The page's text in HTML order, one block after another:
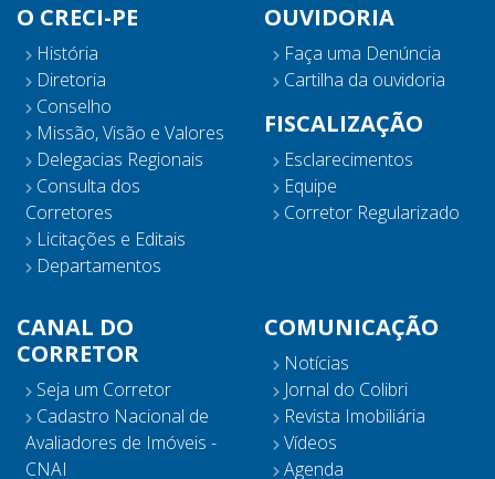
O CRECI-PE
História
Diretoria
Conselho
Missão, Visão e Valores
Delegacias Regionais
Consulta dos
Corretores
Licitações e Editais
Departamentos
OUVIDORIA
Faça uma Denúncia
Cartilha da ouvidoria
FISCALIZAÇÃO
Esclarecimentos
Equipe
Corretor Regularizado
CANAL DO
CORRETOR
Seja um Corretor
Cadastro Nacional de
Avaliadores de Imóveis -
CNAI
COMUNICAÇÃO
Notícias
Jornal do Colibri
Revista Imobiliária
Vídeos
Agenda